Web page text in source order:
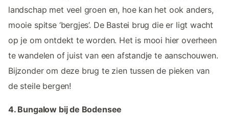
landschap met veel groen en, hoe kan het ook anders,
mooie spitse ‘bergjes’. De Bastei brug die er ligt wacht
op je om ontdekt te worden. Het is mooi hier overheen
te wandelen of juist van een afstandje te aanschouwen.
Bijzonder om deze brug te zien tussen de pieken van
de steile bergen!
4. Bungalow bij de Bodensee